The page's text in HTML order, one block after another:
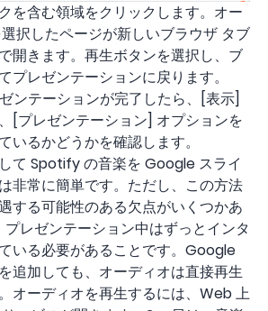
を含む領域をクリックします。オー
択したページが新しいブラウザ タブ
開きます。再生ボタンを選択し、ブ
プレゼンテーションに戻ります。
ンテーションが完了したら、[表示]
[プレゼンテーション] オプションを
いるかどうかを確認します。
て Spotify の音楽を Google スライ
非常に簡単です。ただし、この方法
する可能性のある欠点がいくつかあ
プレゼンテーション中はずっとインタ
いる必要があることです。Google
追加しても、オーディオは直接再生
オーディオを再生するには、Web 上